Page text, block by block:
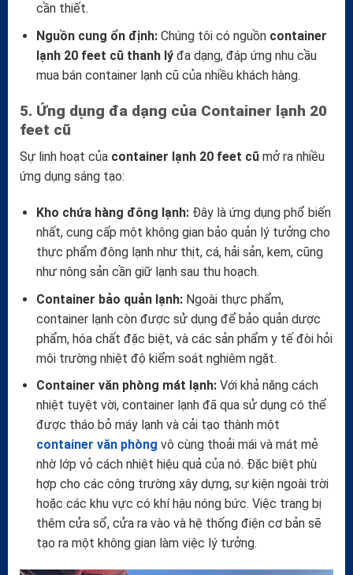
cần thiết.
Nguồn cung ổn định:Chúng tôi có nguồn container
lạnh 20 feet cũ thanh lýđa dạng, đáp ứng nhu cầu
mua bán container lạnh cũ của nhiều khách hàng.
5. Ứng dụng đa dạng của Container lạnh 20
feet cũ
Sự linh hoạt của container lạnh 20 feet cũ mở ra nhiều
ứng dụng sáng tạo:
Kho chứa hàng đông lạnh:Đây là ứng dụng phổ biến
nhất, cung cấp một không gian bảo quản lý tưởng cho
thực phẩm đông lạnh như thịt, cá, hải sản, kem, cũng
như nông sản cần giữ lạnh sau thu hoạch.
Container bảo quản lạnh:Ngoài thực phẩm,
container lạnh còn được sử dụng để bảo quản dược
phẩm, hóa chất đặc biệt, và các sản phẩm y tế đòi hỏi
môi trường nhiệt độ kiểm soát nghiêm ngặt.
Container văn phòng mát lạnh:Với khả năng cách
nhiệt tuyệt vời, container lạnh đã qua sử dụng có thể
được tháo bỏ máy lạnh và cải tạo thành một
container văn phòng vô cùng thoải mái và mát mẻ
nhờ lớp vỏ cách nhiệt hiệu quả của nó. Đặc biệt phù
hợp cho các công trường xây dựng, sự kiện ngoài trời
hoặc các khu vực có khí hậu nóng bức. Việc trang bị
thêm cửa sổ, cửa ra vào và hệ thống điện cơ bản sẽ
tạo ra một không gian làm việc lý tưởng.